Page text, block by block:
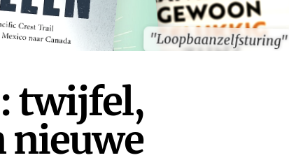
"Loopbaanzelfsturing"
"Loopbaanzelfsturing"
twijfel,
nieuwe